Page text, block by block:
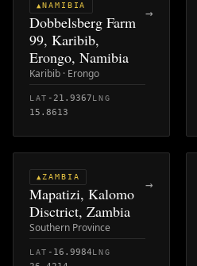
▲ NAMIBIA
Dobbelsberg Farm
99, Karibib,
Erongo, Namibia
Karibib · Erongo
LAT -21.9367LNG
15.8613
→
▲ ZAMBIA
Mapatizi, Kalomo
Disctrict, Zambia
Southern Province
LAT -16.9984LNG
→